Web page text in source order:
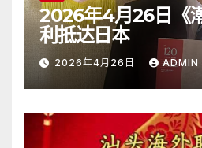
2026年4月26日《
利抵达日本
2026年4月26日 ADMIN